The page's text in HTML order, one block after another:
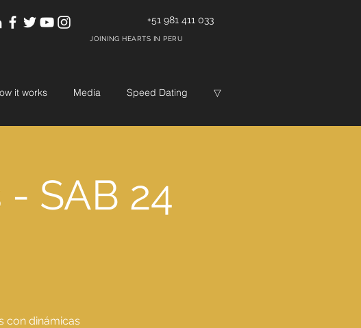
it works Media Speed Dating ▽
+51 981 411 033
JOINING HEARTS IN PERU
SAB 24
con dinámicas